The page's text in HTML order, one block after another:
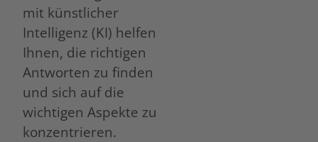
mit künstlicher
Intelligenz (KI) helfen
Ihnen, die richtigen
Antworten zu finden
und sich auf die
wichtigen Aspekte zu
konzentrieren.